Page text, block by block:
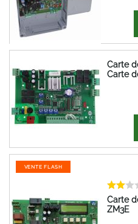
462,27 €
385,22 €
Carte
Carte
235,02 €
VENTE FLASH
Carte
ZM3E